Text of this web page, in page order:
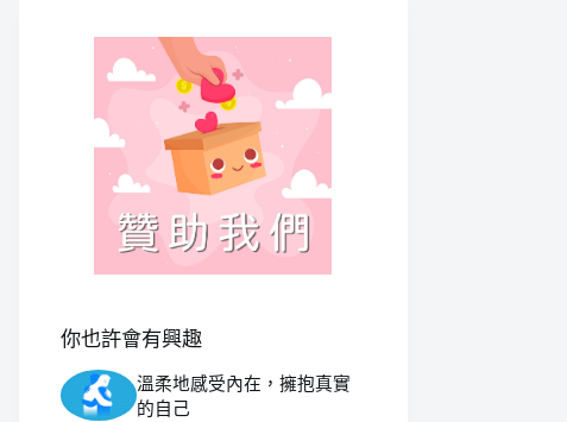
你也許會有興趣
溫柔地感受內在，擁抱真實
的自己